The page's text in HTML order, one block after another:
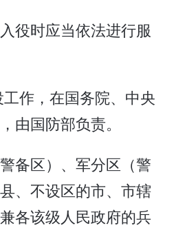
役时应当依法进行服
作，在国务院、中央
由国防部负责。
备区）、军分区（警
、不设区的市、市辖
各该级人民政府的兵